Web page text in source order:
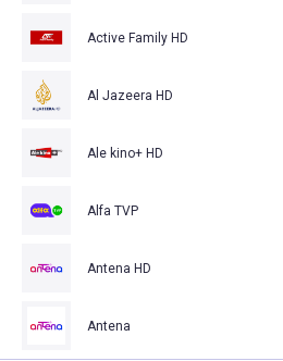
Active Family HD
Al Jazeera HD
Ale kino+ HD
Alfa TVP
Antena HD
Antena